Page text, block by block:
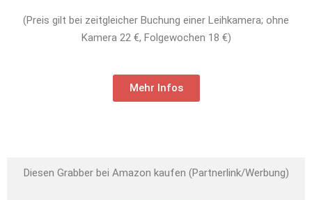
(Preis gilt bei zeitgleicher Buchung einer Leihkamera; ohne
Kamera 22 €, Folgewochen 18 €)
Mehr Infos
Diesen Grabber bei Amazon kaufen (Partnerlink/Werbung)